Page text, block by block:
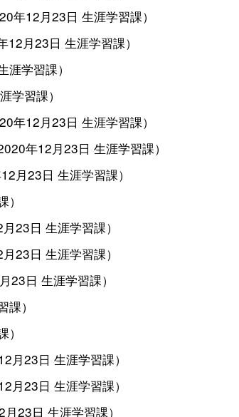
年12月23日 生涯学習課）
12月23日 生涯学習課）
涯学習課）
学習課）
年12月23日 生涯学習課）
年12月23日 生涯学習課）
月23日 生涯学習課）
）
23日 生涯学習課）
23日 生涯学習課）
23日 生涯学習課）
課）
）
月23日 生涯学習課）
月23日 生涯学習課）
月23日 生涯学習課）